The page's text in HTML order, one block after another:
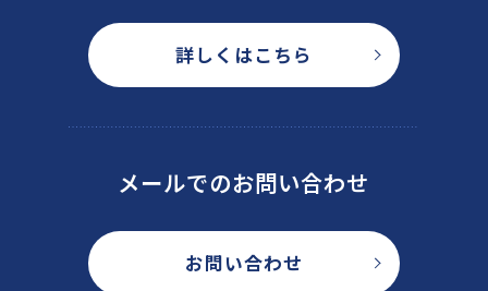
詳しくはこちら
メールでのお問い合わせ
お問い合わせ